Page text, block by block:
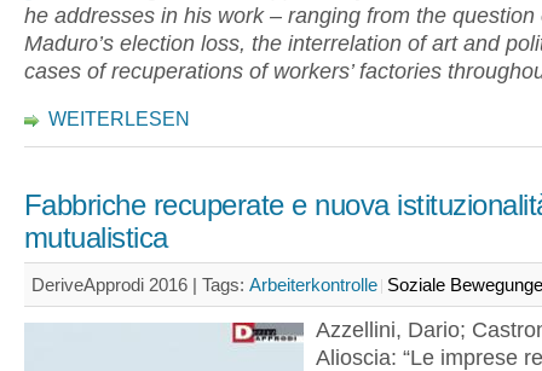
he addresses in his work – ranging from the question
Maduro’s election loss, the interrelation of art and
cases of recuperations of workers’ factories
WEITERLESEN
Fabbriche recuperate e nuova
mutualistica
DeriveApprodi 2016 | Tags: Arbeiterkontrolle Soziale
Azzellini, Dario;
Alioscia: “Le imprese